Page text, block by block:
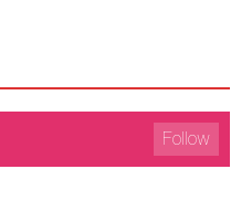
Follow